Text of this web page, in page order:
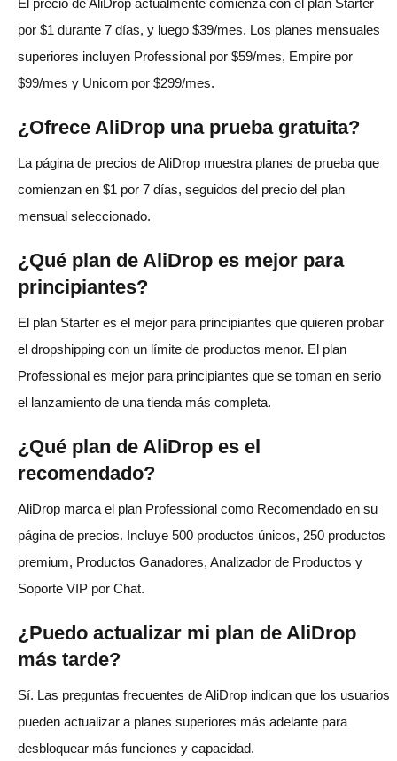
El precio de AliDrop actualmente comienza con el plan Starter
por $1 durante 7 días, y luego $39/mes. Los planes mensuales
superiores incluyen Professional por $59/mes, Empire por
$99/mes y Unicorn por $299/mes.
¿Ofrece AliDrop una prueba gratuita?
La página de precios de AliDrop muestra planes de prueba que
comienzan en $1 por 7 días, seguidos del precio del plan
mensual seleccionado.
¿Qué plan de AliDrop es mejor para
principiantes?
El plan Starter es el mejor para principiantes que quieren probar
el dropshipping con un límite de productos menor. El plan
Professional es mejor para principiantes que se toman en serio
el lanzamiento de una tienda más completa.
¿Qué plan de AliDrop es el
recomendado?
AliDrop marca el plan Professional como Recomendado en su
página de precios. Incluye 500 productos únicos, 250 productos
premium, Productos Ganadores, Analizador de Productos y
Soporte VIP por Chat.
¿Puedo actualizar mi plan de AliDrop
más tarde?
Sí. Las preguntas frecuentes de AliDrop indican que los usuarios
pueden actualizar a planes superiores más adelante para
desbloquear más funciones y capacidad.